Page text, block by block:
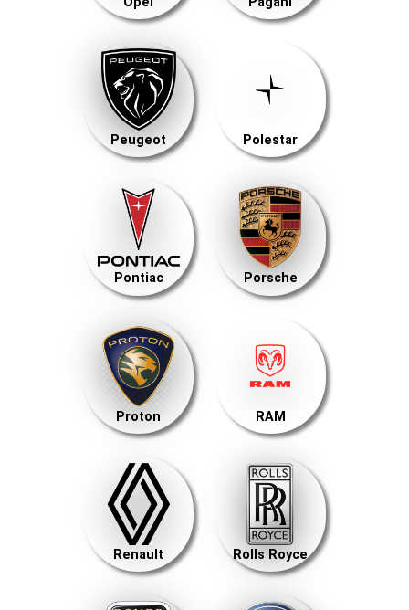
Peugeot Polestar
Pontiac Porsche
Proton RAM
Renault Rolls Royce